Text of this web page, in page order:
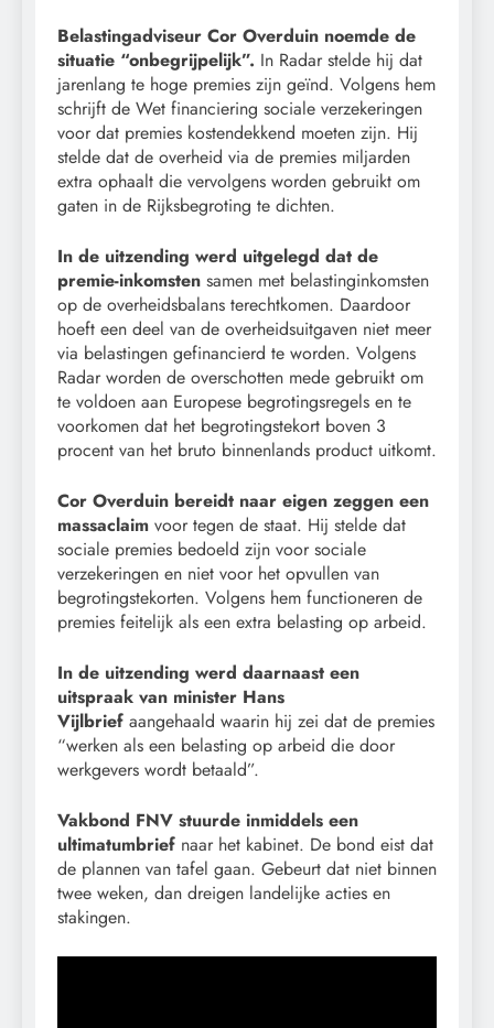
Belastingadviseur Cor Overduin noemde de
situatie “onbegrijpelijk”. In Radar stelde hij dat
jarenlang te hoge premies zijn geïnd. Volgens hem
schrijft de Wet financiering sociale verzekeringen
voor dat premies kostendekkend moeten zijn. Hij
stelde dat de overheid via de premies miljarden
extra ophaalt die vervolgens worden gebruikt om
gaten in de Rijksbegroting te dichten.
In de uitzending werd uitgelegd dat de
premie-inkomsten samen met belastinginkomsten
op de overheidsbalans terechtkomen. Daardoor
hoeft een deel van de overheidsuitgaven niet meer
via belastingen gefinancierd te worden. Volgens
Radar worden de overschotten mede gebruikt om
te voldoen aan Europese begrotingsregels en te
voorkomen dat het begrotingstekort boven 3
procent van het bruto binnenlands product uitkomt.
Cor Overduin bereidt naar eigen zeggen een
massaclaim voor tegen de staat. Hij stelde dat
sociale premies bedoeld zijn voor sociale
verzekeringen en niet voor het opvullen van
begrotingstekorten. Volgens hem functioneren de
premies feitelijk als een extra belasting op arbeid.
In de uitzending werd daarnaast een
uitspraak van minister Hans
Vijlbrief aangehaald waarin hij zei dat de premies
“werken als een belasting op arbeid die door
werkgevers wordt betaald”.
Vakbond FNV stuurde inmiddels een
ultimatumbrief naar het kabinet. De bond eist dat
de plannen van tafel gaan. Gebeurt dat niet binnen
twee weken, dan dreigen landelijke acties en
stakingen.